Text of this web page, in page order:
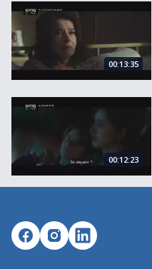
Les sorties ciné du 23
00:13:35
Les sorties ciné du 11 et
00:12:23